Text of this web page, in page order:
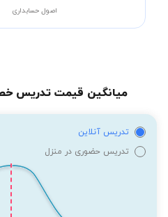
اصول حسابداری
میانگین قیمت تدریس
تدریس آنلاین
تدریس حضوری در منزل